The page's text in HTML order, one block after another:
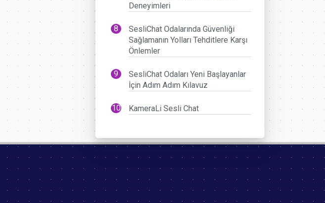
Deneyimleri
SesliChat Odalarında Güvenliği
Sağlamanın Yolları Tehditlere Karşı
Önlemler
SesliChat Odaları Yeni Başlayanlar
İçin Adım Adım Kılavuz
KameraLi Sesli Chat